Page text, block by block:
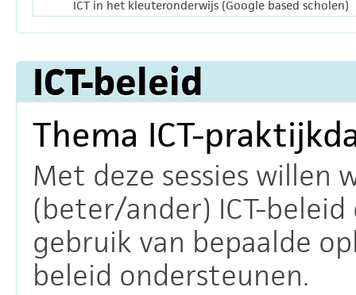
ICT in het kleuteronderwijs (Google based scholen)
ICT-beleid
Thema ICT-
Met deze sessies willen
(beter/ander) ICT-
gebruik van bepaalde
beleid ondersteunen.